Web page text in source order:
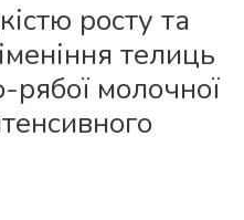
росту та
телиць
рябої молочної